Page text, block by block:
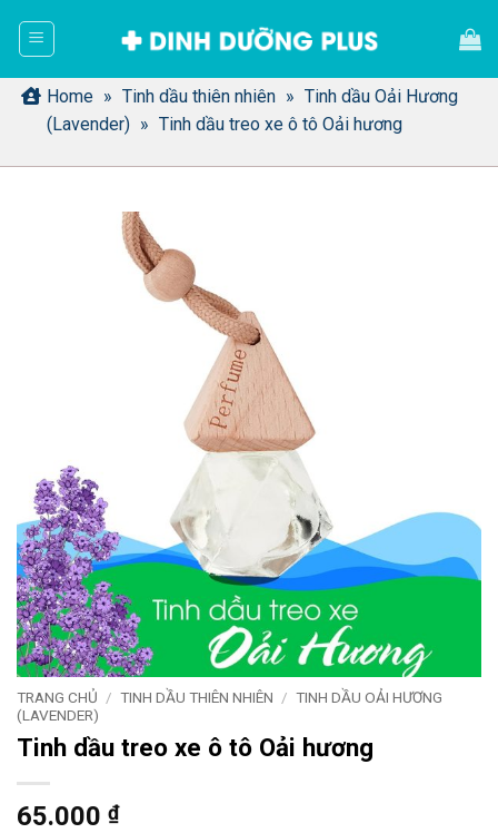
dung Home » Tinh dầu thiên nhiên » Tinh dầu Oải Hương
(Lavender) » Tinh dầu treo xe ô tô Oải hương
TRANG CHỦ / TINH DẦU THIÊN NHIÊN / TINH DẦU OẢI HƯƠNG
(LAVENDER)
Tinh dầu treo xe ô tô Oải hương
65.000 ₫